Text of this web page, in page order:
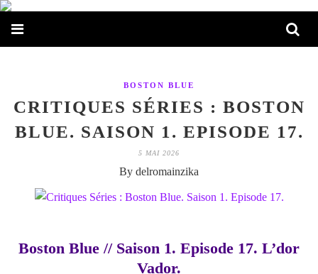
BOSTON BLUE
CRITIQUES SÉRIES : BOSTON
BLUE. SAISON 1. EPISODE 17.
5 MAI 2026
By delromainzika
Boston Blue // Saison 1. Episode 17. L’dor
Vador.